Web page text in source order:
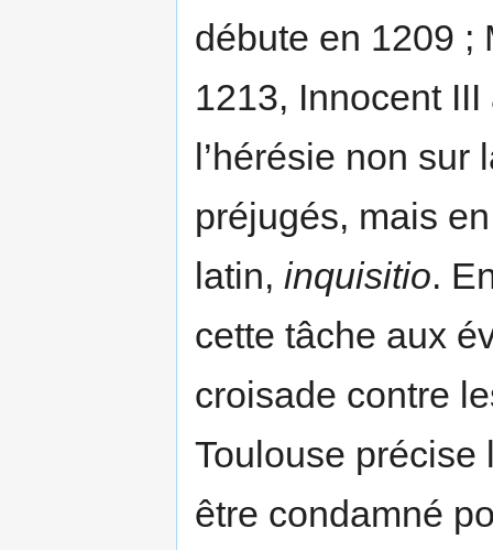
débute en 1209 ;
1213, Innocent
l’hérésie non sur
préjugés, mais
latin, inquisitio.
cette tâche aux
croisade contre
Toulouse précise
être condamné